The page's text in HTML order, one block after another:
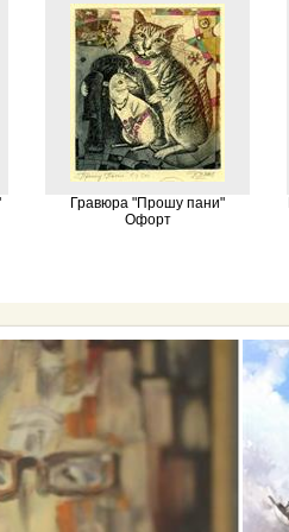
Гравюра "Прошу пани"
Офорт